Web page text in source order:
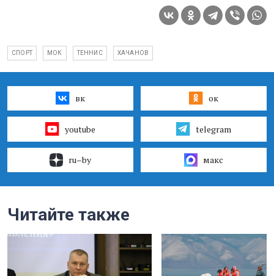
СПОРТ МОК ТЕННИС ХАЧАНОВ
вк ок
youtube telegram
ru–by макс
Читайте также